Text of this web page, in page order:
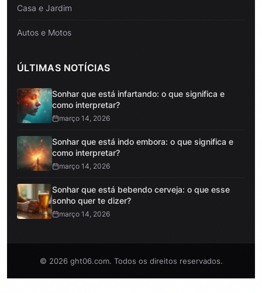
Casa e Jardim
Autos e Motos
ÚLTIMAS NOTÍCIAS
Sonhar que está infartando: o que significa e
como interpretar?
março 14, 2026
Sonhar que está indo embora: o que significa e
como interpretar?
março 14, 2026
Sonhar que está bebendo cerveja: o que esse
sonho quer te dizer?
março 14, 2026
© 2026 ght06.com. Todos os direitos reservados.